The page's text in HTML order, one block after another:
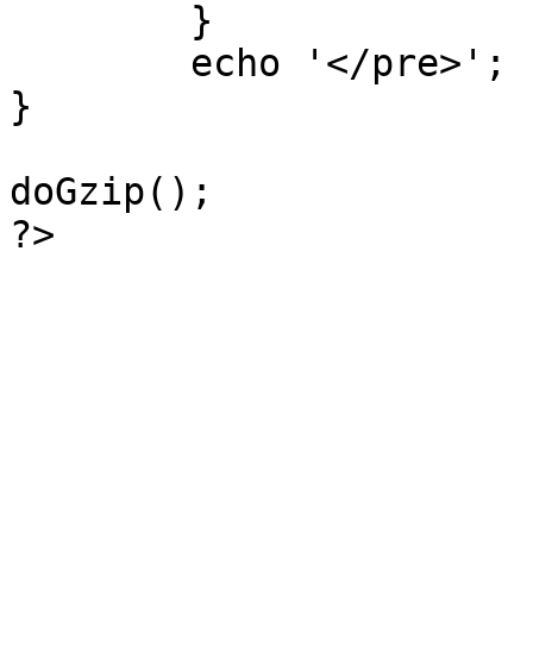
}
doGzip();
?>